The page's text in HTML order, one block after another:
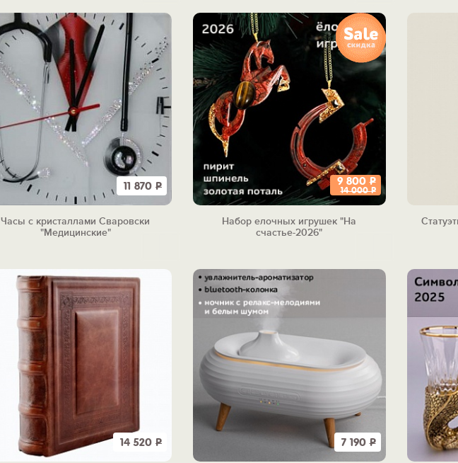
11 870 Р
Часы с кристаллами Сваровски
"Медицинские"
9 800Р
14 000Р
Набор елочных игрушек "На
счастье-2026"
14 520 Р 7 190Р